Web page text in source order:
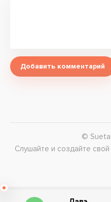
Добавить комментарий
©
Слушайте и создайте